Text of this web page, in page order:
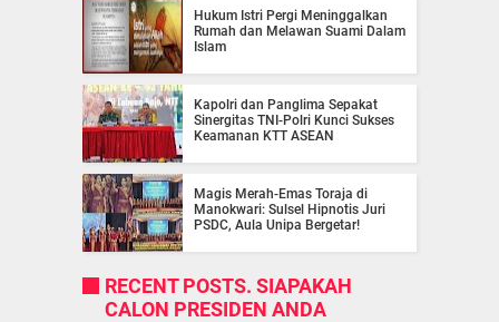
Hukum Istri Pergi Meninggalkan
Rumah dan Melawan Suami Dalam
Islam
Kapolri dan Panglima Sepakat
Sinergitas TNI-Polri Kunci Sukses
Keamanan KTT ASEAN
Magis Merah-Emas Toraja di
Manokwari: Sulsel Hipnotis Juri
PSDC, Aula Unipa Bergetar!
RECENT POSTS. SIAPAKAH
CALON PRESIDEN ANDA